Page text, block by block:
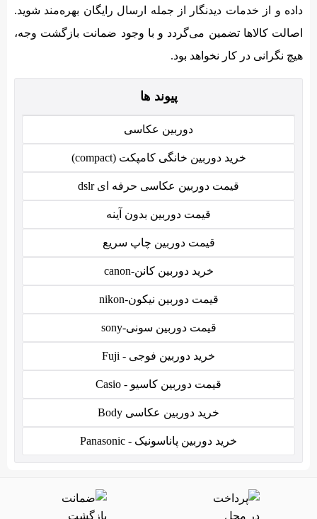
داده و از خدمات دیدنگار از جمله ارسال رایگان بهره‌مند شوید.
اصالت کالاها تضمین می‌گردد و با وجود ضمانت بازگشت وجه،
هیچ نگرانی در کار نخواهد بود.
پیوند ها
دوربین عکاسی
خرید دوربین خانگی کامپکت (compact)
قیمت دوربین عکاسی حرفه ای dslr
قیمت دوربین بدون آینه
قیمت دوربین چاپ سریع
خرید دوربین کانن-canon
قیمت دوربین نیکون-nikon
قیمت دوربین سونی-sony
خرید دوربین فوجی - Fuji
قیمت دوربین کاسیو - Casio
خرید دوربین عکاسی Body
خرید دوربین پاناسونیک - Panasonic